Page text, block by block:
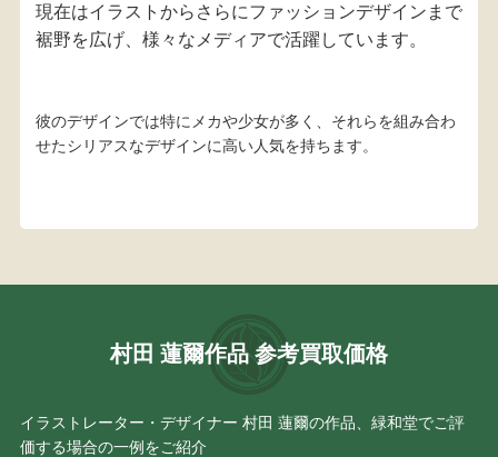
現在はイラストからさらにファッションデザインまで
裾野を広げ、 様々なメディアで活躍しています。
彼のデザインでは特にメカや少女が多く、それらを組み合わ
せたシリアスなデザインに高い人気を持ちます。
村田 蓮爾作品 参考買取価格
イラストレーター・デザイナー 村田 蓮爾の作品、緑和堂でご評
価する場合の一例をご紹介